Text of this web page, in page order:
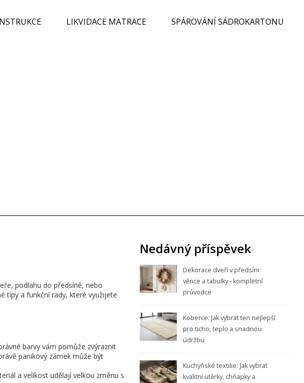
LIKVIDACE MATRACE SPÁROVÁNÍ SÁDROKARTONU
podlahu do předsíně, nebo
tipy a funkční rady, které využijete
barvy vám pomůže zvýraznit
panikový zámek může být
a velikost udělají velkou změnu s
Nedávný příspěvek
Dekorace dveří v předsíni:
věnce a tabulky - kompletní
průvodce
Koberce: Jak vybrat ten nejlepší
pro ticho, teplo a snadnou
údržbu
Kuchyňské textilie: Jak vybrat
kvalitní utěrky, chňapky a